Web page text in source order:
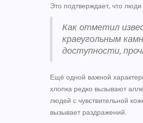
Это подтверждает, что
Как отметил
краеугольным
доступности,
Ещё одной важной
хлопка редко вызывают
людей с чувствительной
вызывает раздражений.